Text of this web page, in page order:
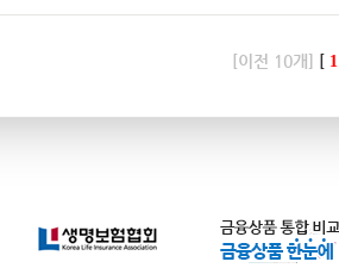
[이전 10개] [